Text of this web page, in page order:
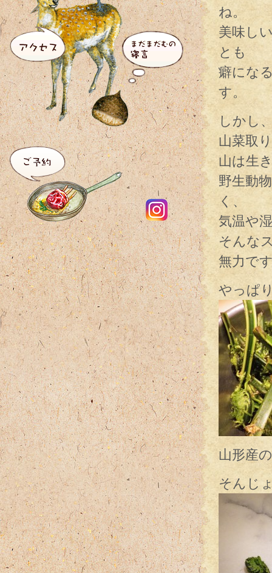
ね。
美味し
とも
癖にな
す。
しかし
山菜取
山は生
野生動
く、
気温や
そんな
無力で
やっぱ
山形産
そんじ